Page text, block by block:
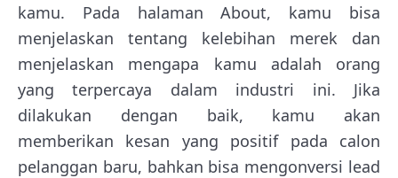
kamu. Pada halaman About, kamu bisa
menjelaskan tentang kelebihan merek dan
menjelaskan mengapa kamu adalah orang
yang terpercaya dalam industri ini. Jika
dilakukan dengan baik, kamu akan
memberikan kesan yang positif pada calon
pelanggan baru, bahkan bisa mengonversi lead